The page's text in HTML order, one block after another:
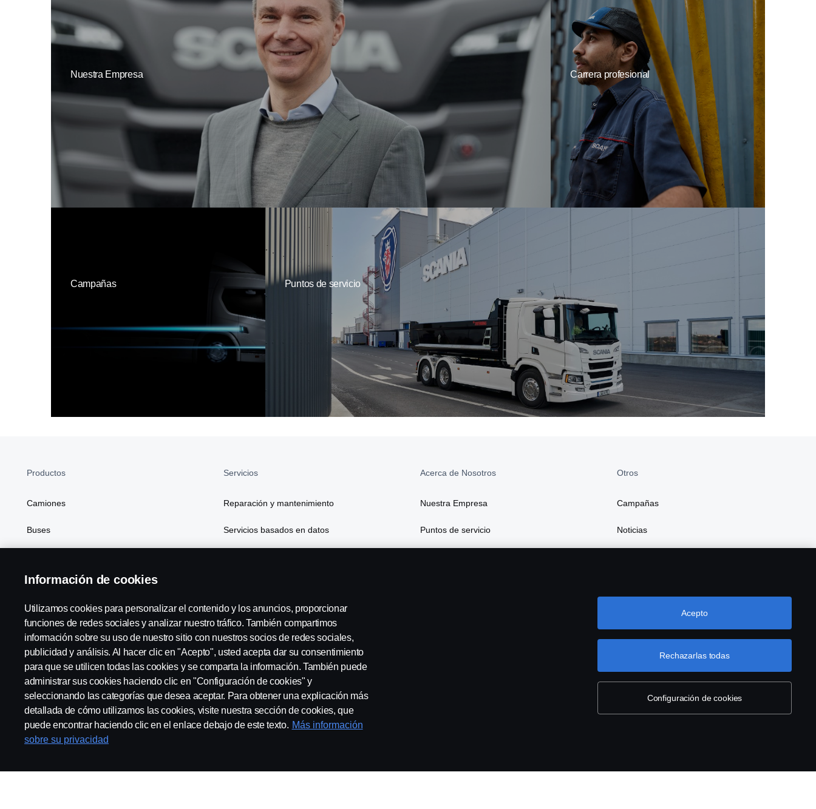
Nuestra Empresa Carrera profesional
Campañas Puntos de servicio
Productos
Camiones
Buses
Atributos
Servicios
Reparación y mantenimiento
Servicios basados en datos
Acerca de Nosotros
Nuestra Empresa
Puntos de servicio
Otros
Campañas
Noticias
Scania in Your Region: Talleres M. Herbera S.L.
Aviso Legal Declaración de Privacidad Política de cookies Cookie settings
Información de cookies
Utilizamos cookies para personalizar el contenido y los anuncios, proporcionar
funciones de redes sociales y analizar nuestro tráfico. También compartimos
información sobre su uso de nuestro sitio con nuestros socios de redes sociales,
publicidad y análisis. Al hacer clic en "Acepto", usted acepta dar su consentimiento
para que se utilicen todas las cookies y se comparta la información. También puede
administrar sus cookies haciendo clic en "Configuración de cookies" y
seleccionando las categorías que desea aceptar. Para obtener una explicación más
detallada de cómo utilizamos las cookies, visite nuestra sección de cookies, que
puede encontrar haciendo clic en el enlace debajo de este texto. Más información
sobre su privacidad
Configuración de cookies
Rechazarlas todas
Acepto